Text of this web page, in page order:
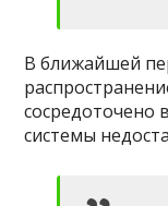
В ближайшей
сосредоточено
системы